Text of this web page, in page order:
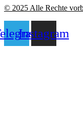
© 2025 Alle Rechte
Instagram